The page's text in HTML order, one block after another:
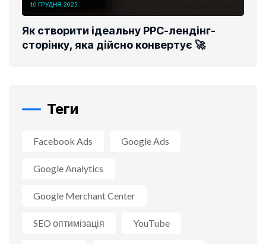
10 ГРУДНЯ, 2025
Як створити ідеальну PPC-лендінг-
сторінку, яка дійсно конвертує 🚀
Теги
Facebook Ads Google Ads
Google Analytics
Google Merchant Center
SEO оптимізація YouTube